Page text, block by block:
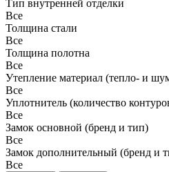
Тип внутренней отделки
Все
Толщина стали
Все
Толщина полотна
Все
Утепление материал (тепло- и
Все
Уплотнитель (количество
Все
Замок основной (бренд и тип)
Все
Замок дополнительный (бренд и
Все